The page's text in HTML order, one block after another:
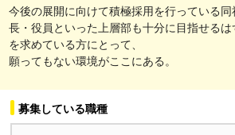
今後の展開に向けて積極採用を行っている
長・役員といった上層部も十分に目指せる
を求めている方にとって、
願ってもない環境がここにある。
募集している職種